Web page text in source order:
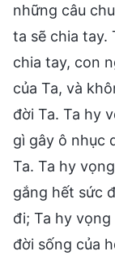
những câu
ta sẽ chia tay.
chia tay, con
của Ta, và
đời Ta. Ta hy
gì gây ô nhục
Ta. Ta hy
gắng hết sức
đi; Ta hy
đời sống của